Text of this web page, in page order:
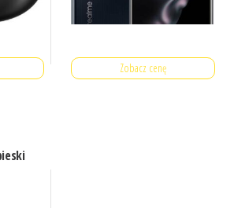
Zobacz cenę